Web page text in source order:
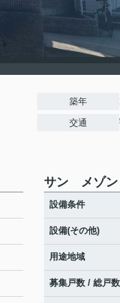
築年
交通
サン メゾ
設備条件
設備(その他)
用途地域
募集戸数 / 総戸数